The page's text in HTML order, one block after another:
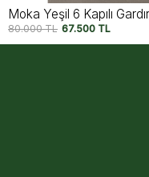
Moka Yeşil 6 Kapılı
80.000TL 67.500 TL